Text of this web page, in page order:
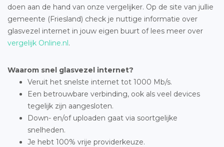
doen aan de hand van onze vergelijker. Op de site van jullie
gemeente (Friesland) check je nuttige informatie over
glasvezel internet in jouw eigen buurt of lees meer over
vergelijk Online.nl.
Waarom snel glasvezel internet?
Veruit het snelste internet tot 1000 Mb/s.
Een betrouwbare verbinding, ook als veel devices
tegelijk zijn aangesloten.
Down- en/of uploaden gaat via soortgelijke
snelheden.
Je hebt 100% vrije providerkeuze.